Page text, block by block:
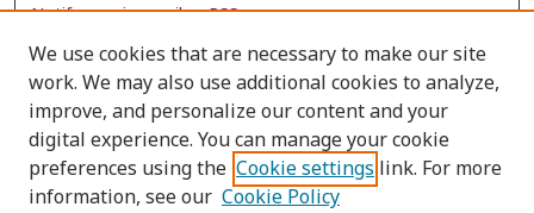
Notify me via email orRSS
Browse
Collections
Disciplines
Authors
We use cookies that are necessary to make our site
work. We may also use additional cookies to analyze,
improve, and personalize our content and your
digital experience. You can manage your cookie
preferences using the Cookie settings link. For more
information, see our Cookie Policy